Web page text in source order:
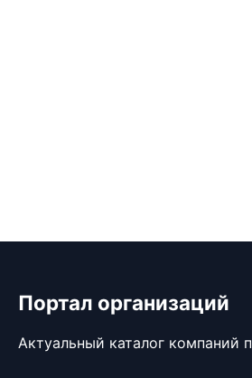
Портал организаций
Актуальный каталог компаний